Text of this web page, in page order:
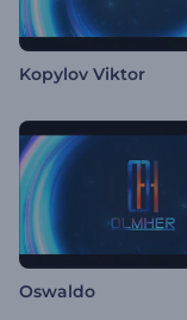
Kopylov Viktor
Oswaldo